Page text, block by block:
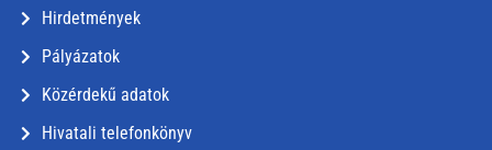
Hirdetmények
Pályázatok
Közérdekű adatok
Hivatali telefonkönyv